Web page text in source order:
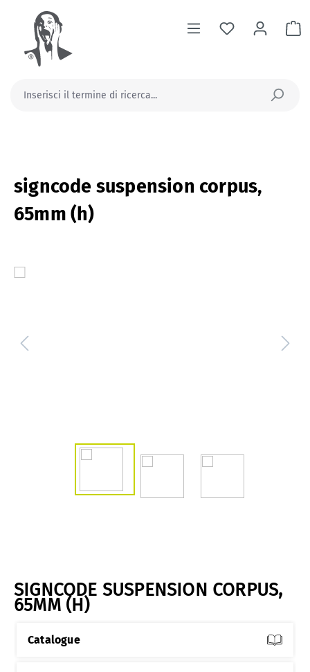
principale
Il
signcode suspension corpus,
65mm (h)
SIGNCODE SUSPENSION CORPUS,
65MM (H)
Catalogue